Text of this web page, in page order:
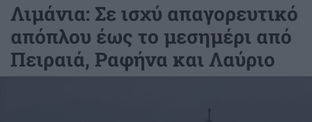
Λιμάνια: Σε ισχύ απαγορευτικό
απόπλου έως το μεσημέρι από
Πειραιά, Ραφήνα και Λαύριο